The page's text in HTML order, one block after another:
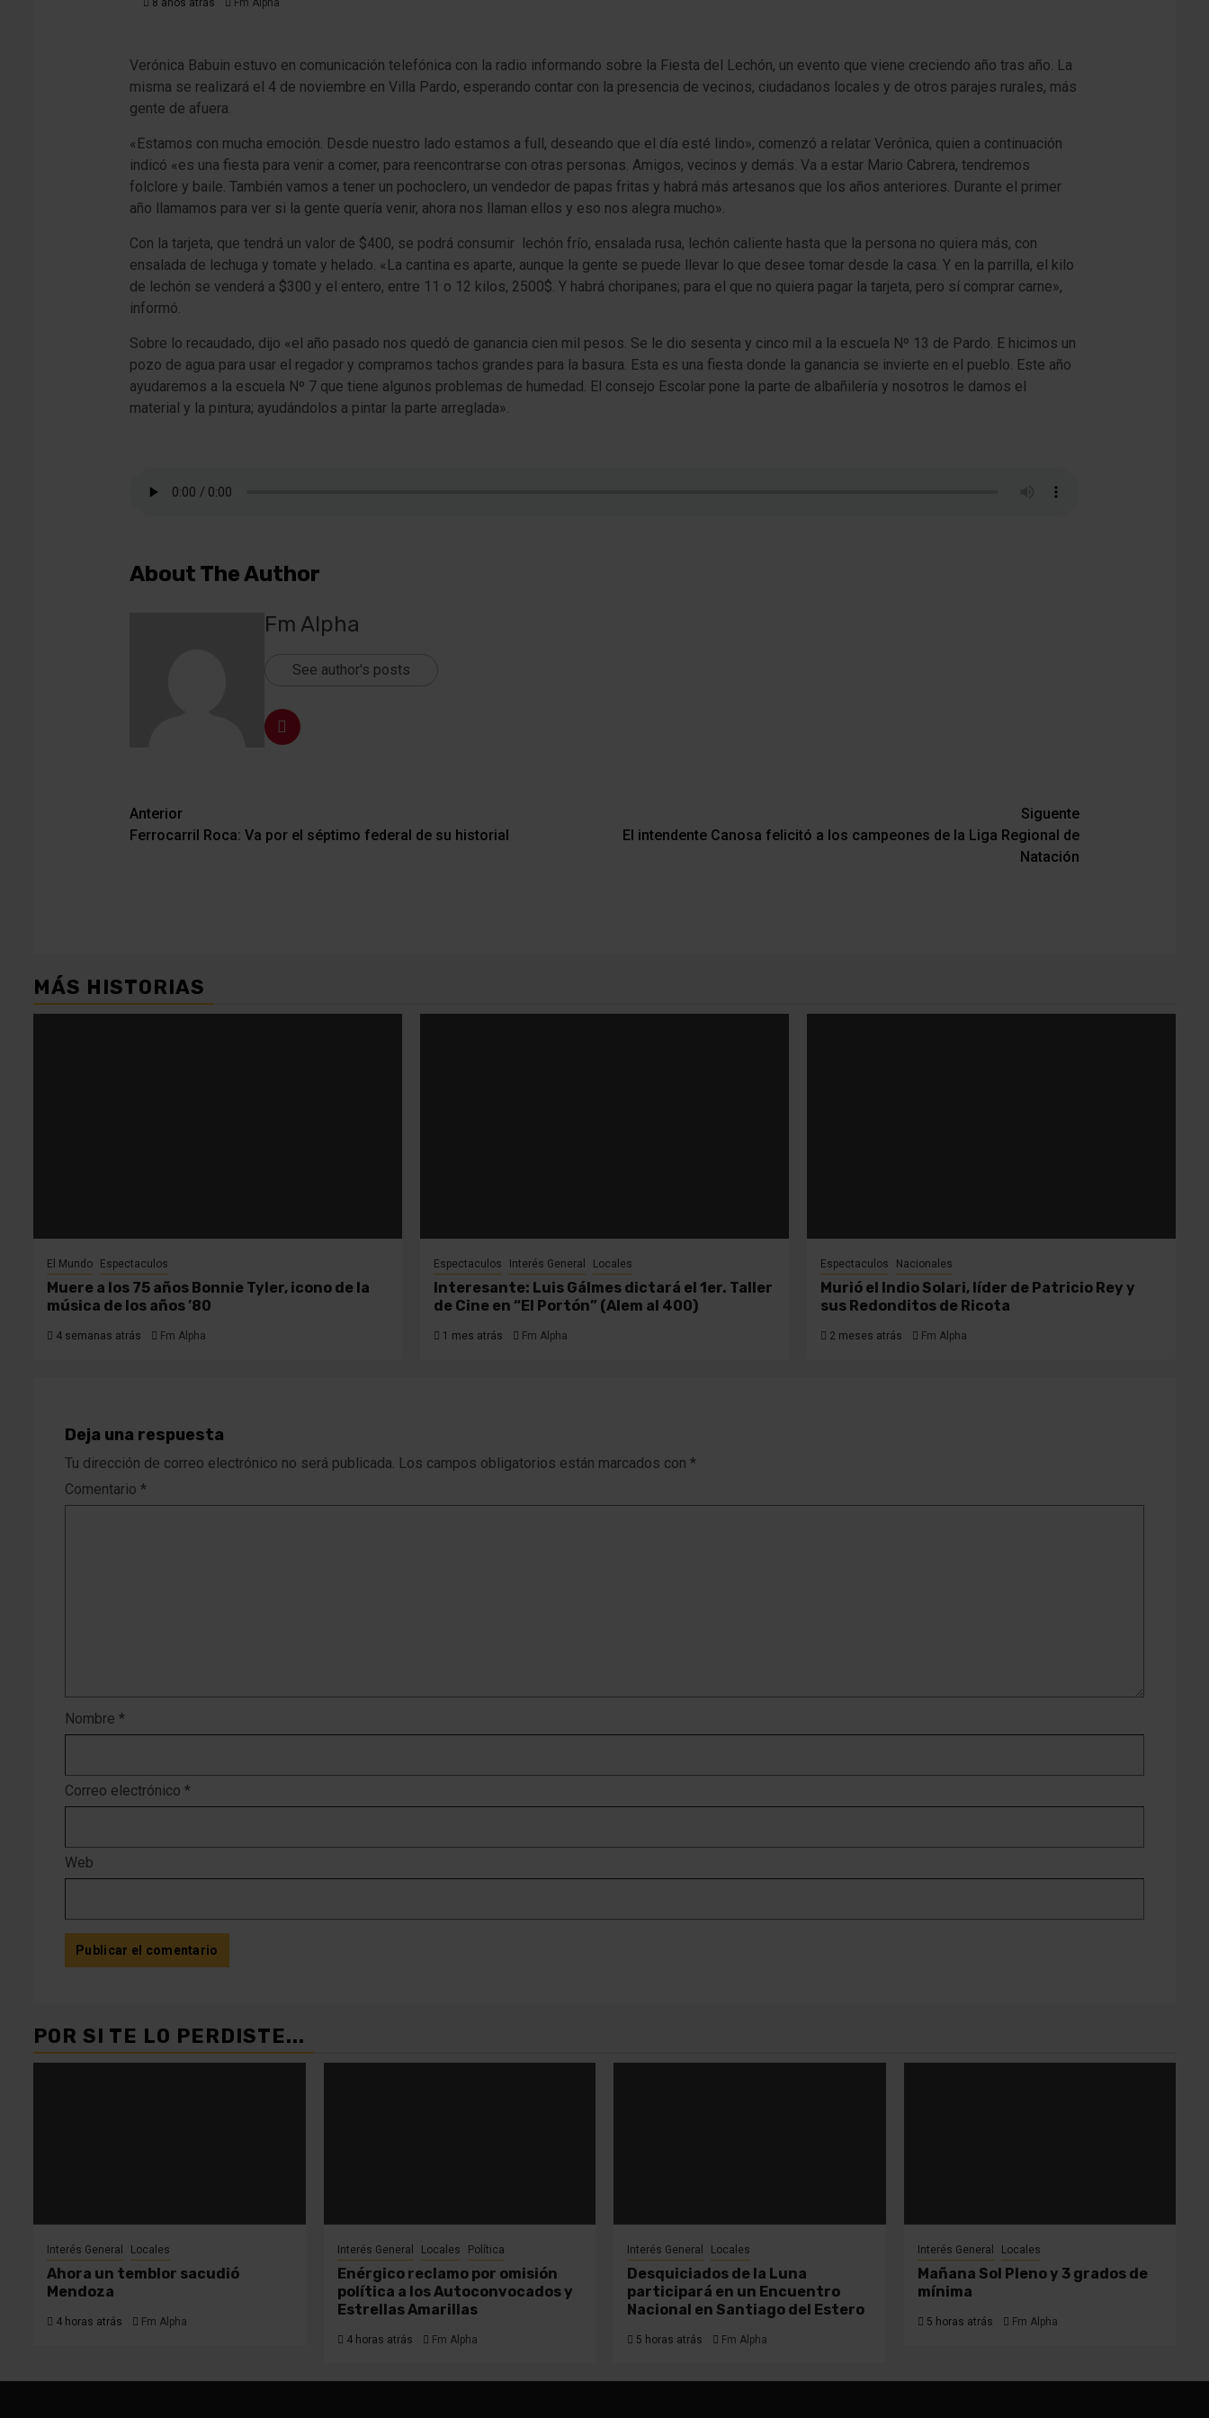
8 años atrás Fm Alpha
Verónica Babuin estuvo en comunicación telefónica con la radio informando sobre la Fiesta del Lechón, un evento que viene creciendo año tras año. La
misma se realizará el 4 de noviembre en Villa Pardo, esperando contar con la presencia de vecinos, ciudadanos locales y de otros parajes rurales, más
gente de afuera.
«Estamos con mucha emoción. Desde nuestro lado estamos a full, deseando que el día esté lindo», comenzó a relatar Verónica, quien a continuación
indicó «es una fiesta para venir a comer, para reencontrarse con otras personas. Amigos, vecinos y demás. Va a estar Mario Cabrera, tendremos
folclore y baile. También vamos a tener un pochoclero, un vendedor de papas fritas y habrá más artesanos que los años anteriores. Durante el primer
año llamamos para ver si la gente quería venir, ahora nos llaman ellos y eso nos alegra mucho».
Con la tarjeta, que tendrá un valor de $400, se podrá consumir lechón frío, ensalada rusa, lechón caliente hasta que la persona no quiera más, con
ensalada de lechuga y tomate y helado. «La cantina es aparte, aunque la gente se puede llevar lo que desee tomar desde la casa. Y en la parrilla, el kilo
de lechón se venderá a $300 y el entero, entre 11 o 12 kilos, 2500$. Y habrá choripanes; para el que no quiera pagar la tarjeta, pero sí comprar carne»,
informó.
Sobre lo recaudado, dijo «el año pasado nos quedó de ganancia cien mil pesos. Se le dio sesenta y cinco mil a la escuela Nº 13 de Pardo. E hicimos un
pozo de agua para usar el regador y compramos tachos grandes para la basura. Esta es una fiesta donde la ganancia se invierte en el pueblo. Este año
ayudaremos a la escuela Nº 7 que tiene algunos problemas de humedad. El consejo Escolar pone la parte de albañilería y nosotros le damos el
material y la pintura; ayudándolos a pintar la parte arreglada».
About The Author
Fm Alpha
See author's posts
Navegación
de
Anterior
Ferrocarril Roca: Va por el séptimo federal de su historial
Siguente
El intendente Canosa felicitó a los campeones de la Liga Regional de
Natación
MÁS HISTORIAS
El Mundo Espectaculos
Muere a los 75 años Bonnie Tyler, icono de la
música de los años ’80
4 semanas atrás Fm Alpha
Espectaculos Interés General Locales
Interesante: Luis Gálmes dictará el 1er. Taller
de Cine en “El Portón” (Alem al 400)
1 mes atrás Fm Alpha
Espectaculos Nacionales
Murió el Indio Solari, líder de Patricio Rey y
sus Redonditos de Ricota
2 meses atrás Fm Alpha
Deja una respuesta
Tu dirección de correo electrónico no será publicada. Los campos obligatorios están marcados con *
Comentario *
Nombre *
Correo electrónico *
Web
POR SI TE LO PERDISTE...
Interés General Locales
Ahora un temblor sacudió
Mendoza
4 horas atrás Fm Alpha
Interés General Locales Política
Enérgico reclamo por omisión
política a los Autoconvocados y
Estrellas Amarillas
4 horas atrás Fm Alpha
Interés General Locales
Desquiciados de la Luna
participará en un Encuentro
Nacional en Santiago del Estero
5 horas atrás Fm Alpha
Interés General Locales
Mañana Sol Pleno y 3 grados de
mínima
5 horas atrás Fm Alpha